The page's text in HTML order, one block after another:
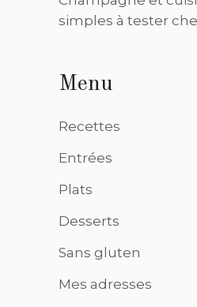
simples à tester
Menu
Recettes
Entrées
Plats
Desserts
Sans gluten
Mes adresses